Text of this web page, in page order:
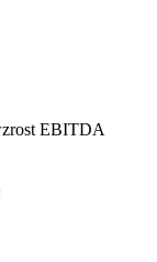
EBITDA